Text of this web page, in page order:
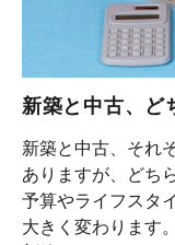
新築と中古、ど
新築と中古、それ
ありますが、どち
予算やライフスタ
大きく変わります。